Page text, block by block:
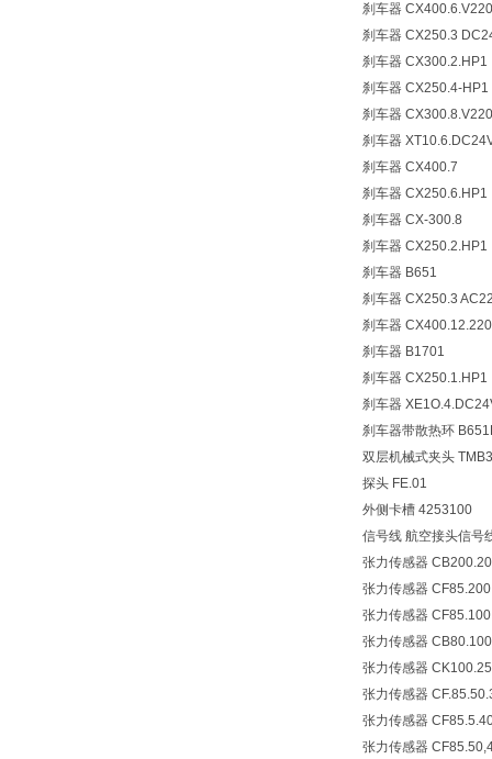
刹车器 CX400.6.V220
刹车器 CX250.3
刹车器 CX300.2.HP1
刹车器 CX250.4-HP1
刹车器 CX300.8.V220
刹车器
刹车器 CX400.7
刹车器 CX250.6.HP1
刹车器 CX-300.8
刹车器 CX250.2.HP1
刹车器 B651
刹车器 CX250.3
刹车器
刹车器 B1701
刹车器 CX250.1.HP1
刹车器
刹车器带散热环
双层机械式夹头
探头 FE.01
外侧卡槽 4253100
信号线 航空接头信号
张力传感器
张力传感器
张力传感器
张力传感器 CB80.100
张力传感器
张力传感器
张力传感器
张力传感器